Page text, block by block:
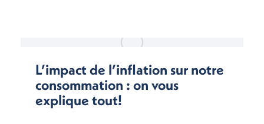
L’impact de l’inflation sur notre
consommation : on vous
explique tout!